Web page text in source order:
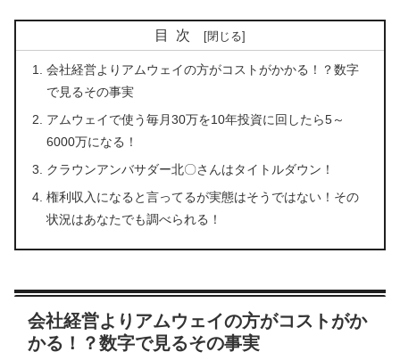
目次
会社経営よりアムウェイの方がコストがかかる！？数字
で見るその事実
アムウェイで使う毎月30万を10年投資に回したら5～
6000万になる！
クラウンアンバサダー北〇さんはタイトルダウン！
権利収入になると言ってるが実態はそうではない！その
状況はあなたでも調べられる！
会社経営よりアムウェイの方がコストがか
かる！？数字で見るその事実